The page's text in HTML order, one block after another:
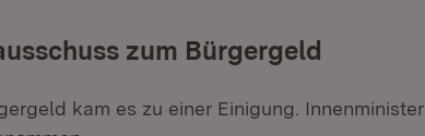
zum Bürgergeld
kam es zu einer Einigung. Innenminister